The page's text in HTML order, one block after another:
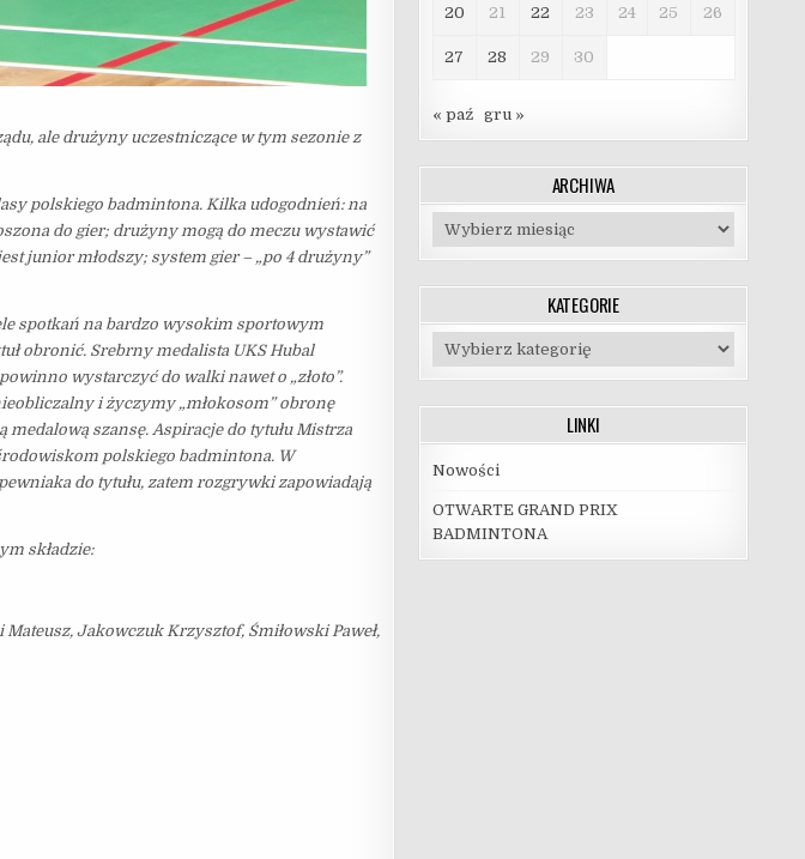
ale drużyny uczestniczące w tym sezonie z
polskiego badmintona. Kilka udogodnień: na
do gier; drużyny mogą do meczu wystawić
junior młodszy; system gier – „po 4 drużyny”
spotkań na bardzo wysokim sportowym
obronić. Srebrny medalista UKS Hubal
wystarczyć do walki nawet o „złoto”.
i życzymy „młokosom” obronę
szansę. Aspiracje do tytułu Mistrza
polskiego badmintona. W
do tytułu, zatem rozgrywki zapowiadają
składzie:
Jakowczuk Krzysztof, Śmiłowski Paweł,
20 21 22 23 24 25 26
27 28 29 30
« paź gru »
ARCHIWA
Archiwa
KATEGORIE
Kategorie
LINKI
Nowości
OTWARTE GRAND PRIX
BADMINTONA